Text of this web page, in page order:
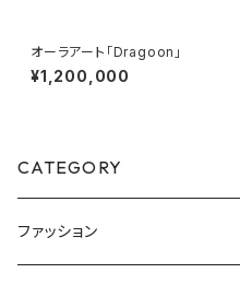
オーラアート「Dragoon」
¥1,200,000
CATEGORY
ファッション